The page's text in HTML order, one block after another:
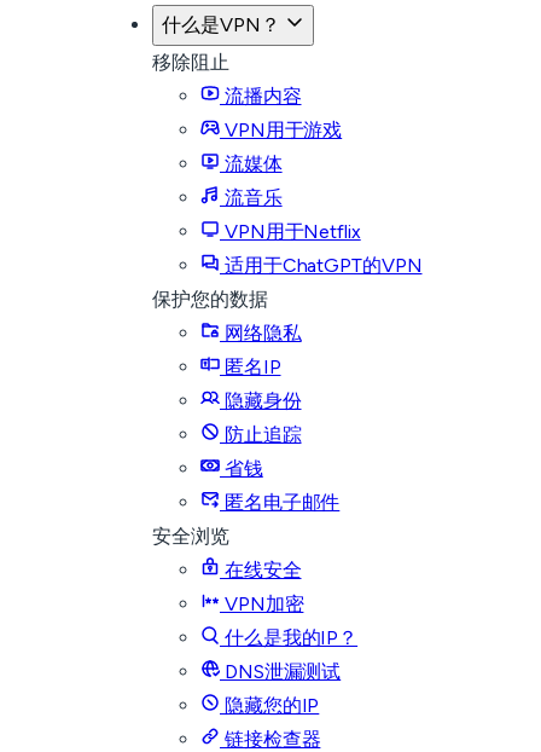
什么是VPN？
移除阻止
流播内容
VPN用于游戏
流媒体
流音乐
VPN用于Netflix
适用于ChatGPT的VPN
保护您的数据
网络隐私
匿名IP
隐藏身份
防止追踪
省钱
匿名电子邮件
安全浏览
在线安全
VPN加密
什么是我的IP？
DNS泄漏测试
隐藏您的IP
链接检查器